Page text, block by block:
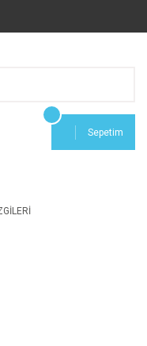
Sepetim